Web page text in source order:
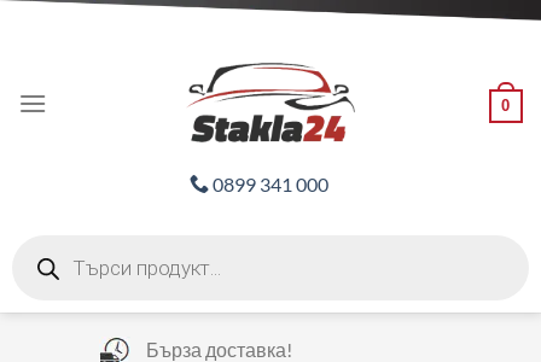
0
0899 341 000
search
Бърза доставка!